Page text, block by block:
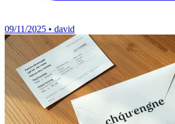
09/11/2025 • david